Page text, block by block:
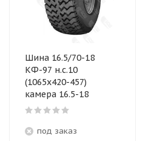
Шина 16.5/70-18
КФ-97 н.с.10
(1065х420-457)
камера 16.5-18
под заказ